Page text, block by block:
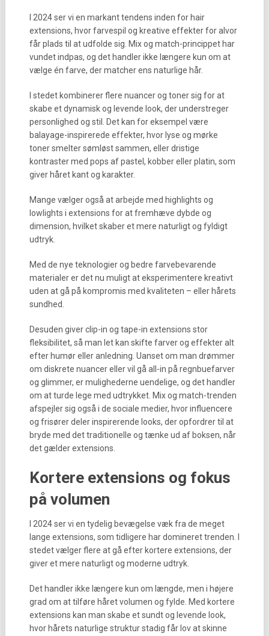
I 2024 ser vi en markant tendens inden for hair
extensions, hvor farvespil og kreative effekter for alvor
får plads til at udfolde sig. Mix og match-princippet har
vundet indpas, og det handler ikke længere kun om at
vælge én farve, der matcher ens naturlige hår.
I stedet kombinerer flere nuancer og toner sig for at
skabe et dynamisk og levende look, der understreger
personlighed og stil. Det kan for eksempel være
balayage-inspirerede effekter, hvor lyse og mørke
toner smelter sømløst sammen, eller dristige
kontraster med pops af pastel, kobber eller platin, som
giver håret kant og karakter.
Mange vælger også at arbejde med highlights og
lowlights i extensions for at fremhæve dybde og
dimension, hvilket skaber et mere naturligt og fyldigt
udtryk.
Med de nye teknologier og bedre farvebevarende
materialer er det nu muligt at eksperimentere kreativt
uden at gå på kompromis med kvaliteten – eller hårets
sundhed.
Desuden giver clip-in og tape-in extensions stor
fleksibilitet, så man let kan skifte farver og effekter alt
efter humør eller anledning. Uanset om man drømmer
om diskrete nuancer eller vil gå all-in på regnbuefarver
og glimmer, er mulighederne uendelige, og det handler
om at turde lege med udtrykket. Mix og match-trenden
afspejler sig også i de sociale medier, hvor influencere
og frisører deler inspirerende looks, der opfordrer til at
bryde med det traditionelle og tænke ud af boksen, når
det gælder extensions.
Kortere extensions og fokus
på volumen
I 2024 ser vi en tydelig bevægelse væk fra de meget
lange extensions, som tidligere har domineret trenden. I
stedet vælger flere at gå efter kortere extensions, der
giver et mere naturligt og moderne udtryk.
Det handler ikke længere kun om længde, men i højere
grad om at tilføre håret volumen og fylde. Med kortere
extensions kan man skabe et sundt og levende look,
hvor hårets naturlige struktur stadig får lov at skinne